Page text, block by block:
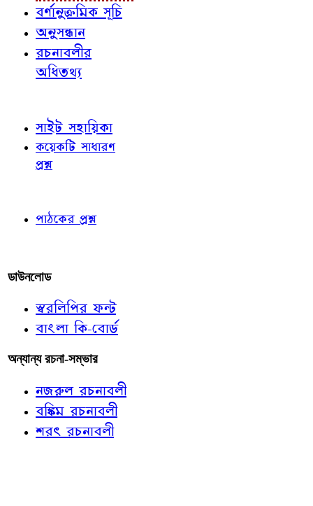
বর্ণানুক্রমিক সূচি
অনুসন্ধান
রচনাবলীর
অধিতথ্য
সাইট সহায়িকা
কয়েকটি সাধারণ
প্রশ্ন
পাঠকের প্রশ্ন
ডাউনলোড
স্বরলিপির ফন্ট
বাংলা কি-বোর্ড
অন্যান্য রচনা-সম্ভার
নজরুল রচনাবলী
বঙ্কিম রচনাবলী
শরৎ রচনাবলী